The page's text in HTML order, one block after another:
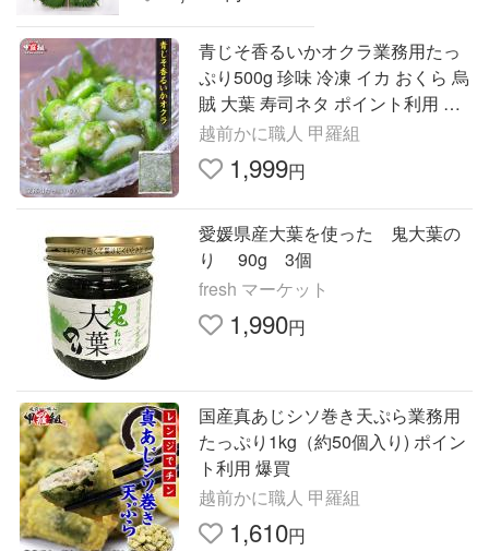
青じそ香るいかオクラ業務用たっ
ぷり500g 珍味 冷凍 イカ おくら 烏
賊 大葉 寿司ネタ ポイント利用 爆
買
越前かに職人 甲羅組
1,999円
愛媛県産大葉を使った 鬼大葉の
り 90g 3個
fresh マーケット
1,990円
国産真あじシソ巻き天ぷら業務用
たっぷり1kg（約50個入り) ポイン
ト利用 爆買
越前かに職人 甲羅組
1,610円